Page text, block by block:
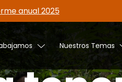
anual 2025
Nuestros Temas